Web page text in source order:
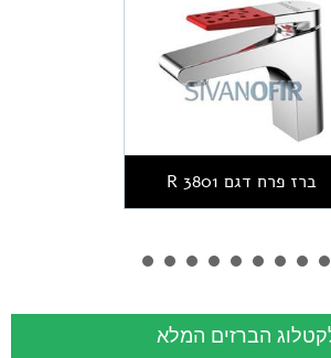
ברז פרח דגם 3801 R
הברזים המלא